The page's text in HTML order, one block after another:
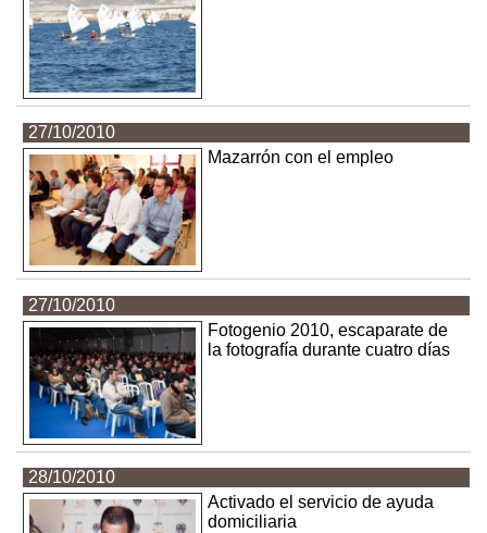
27/10/2010
Mazarrón con el empleo
27/10/2010
Fotogenio 2010, escaparate de
la fotografía durante cuatro días
28/10/2010
Activado el servicio de ayuda
domiciliaria